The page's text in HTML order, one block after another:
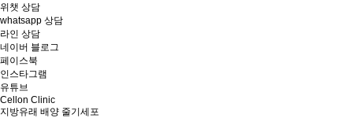
위챗 상담
whatsapp 상담
라인 상담
네이버 블로그
페이스북
인스타그램
유튜브
Cellon Clinic
지방유래 배양 줄기세포